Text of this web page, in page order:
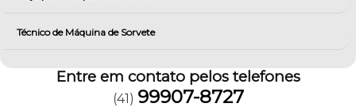
Técnico de Máquina de Sorvete
Entre em contato pelos telefones
(41) 99907-8727